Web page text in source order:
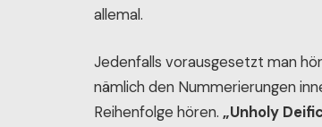
allemal.
Jedenfalls vorausgesetzt man
nämlich den Nummerierungen
Reihenfolge hören. „Unholy